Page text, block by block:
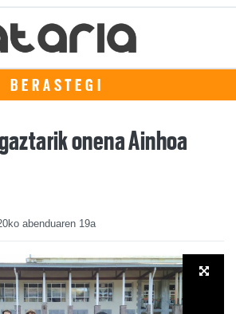
BERASTEGI
onena Ainhoa
abenduaren 19a